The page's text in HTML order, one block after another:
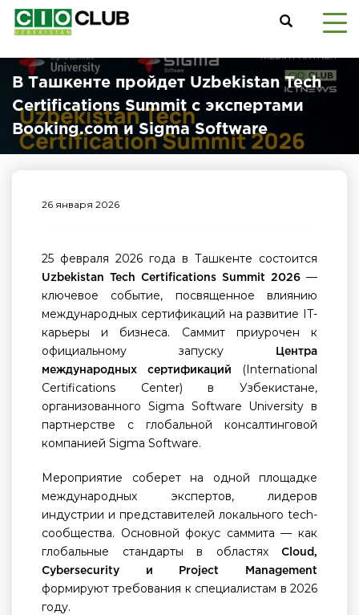
В Ташкенте пройдет Uzbekistan Tech
Certifications Summit с экспертами
Booking.com и Sigma Software
26 января 2026
25 февраля 2026 года в Ташкенте состоится
Uzbekistan Tech Certifications Summit 2026 —
ключевое событие, посвященное влиянию
международных сертификаций на развитие IT-
карьеры и бизнеса. Саммит приурочен к
официальному запуску Центра
международных сертификаций
(International
Certifications Center) в Узбекистане,
организованного Sigma Software University в
партнерстве с глобальной консалтинговой
компанией Sigma Software.
Мероприятие соберет на одной площадке
международных экспертов, лидеров
индустрии и представителей локального tech-
сообщества. Основной фокус саммита — как
глобальные стандарты в областях
Cloud,
Cybersecurity и Project Management
формируют требования к специалистам в 2026
году.